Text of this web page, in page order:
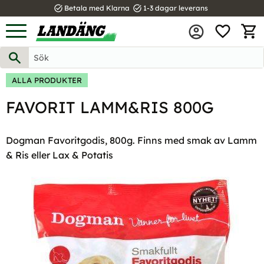
Meny
task_alt Betala med Klarna task_alt 1-3 dagar leverans
ALLA PRODUKTER
FAVORIT LAMM&RIS 800G
Dogman Favoritgodis, 800g. Finns med smak av Lamm
& Ris eller Lax & Potatis